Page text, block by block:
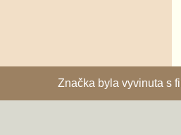
Značka byla vyvinuta s